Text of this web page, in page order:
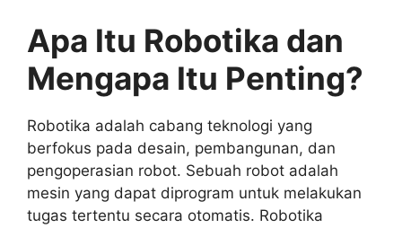
Apa Itu Robotika dan
Mengapa Itu Penting?
Robotika adalah cabang teknologi yang
berfokus pada desain, pembangunan, dan
pengoperasian robot. Sebuah robot adalah
mesin yang dapat diprogram untuk melakukan
tugas tertentu secara otomatis. Robotika